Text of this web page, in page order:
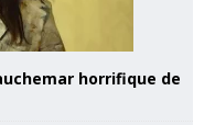
horrifique de